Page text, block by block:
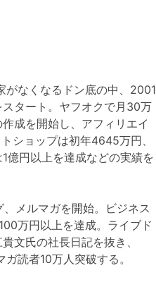
がなくなるドン底の中、2001
タート。ヤフオクで月30万
成を開始し、アフィリエイ
ショップは初年4645万円、
億円以上を達成などの実績を
メルマガを開始。ビジネス
万円以上を達成。ライブド
文氏の社長日記を抜き、
読者10万人突破する。